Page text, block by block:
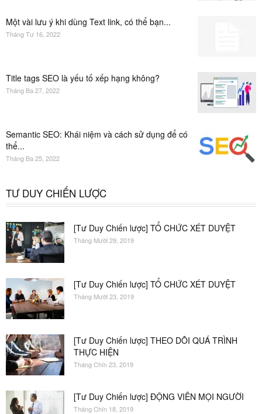
Một vài lưu ý khi dùng Text link, có thể bạn...
Tháng Tư 16, 2022
Title tags SEO là yếu tố xếp hạng không?
Tháng Ba 27, 2022
Semantic SEO: Khái niệm và cách sử dụng để có
thể...
Tháng Ba 25, 2022
TƯ DUY CHIẾN LƯỢC
[Tư Duy Chiến lược] TỔ CHỨC XÉT DUYỆT
Tháng Mười 29, 2019
[Tư Duy Chiến lược] TỔ CHỨC XÉT DUYỆT
Tháng Mười 23, 2019
[Tư Duy Chiến lược] THEO DÕI QUÁ TRÌNH
THỰC HIỆN
Tháng Chín 23, 2019
[Tư Duy Chiến lược] ĐỘNG VIÊN MỌI NGƯỜI
Tháng Chín 18, 2019